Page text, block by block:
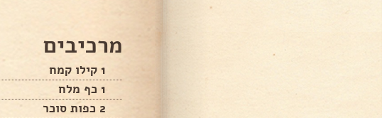
מרכיבים
1 קילו קמח
1 כף מלח
2 כפות סוכר